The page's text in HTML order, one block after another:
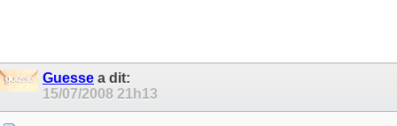
Guesse a dit:
15/07/2008 21h13